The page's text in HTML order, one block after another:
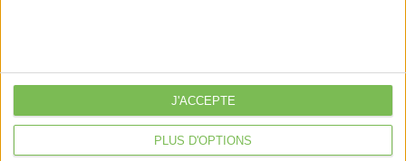
PLUS D'OPTIONS
J'ACCEPTE
À la une
Déclaration Impôt sur le Revenu